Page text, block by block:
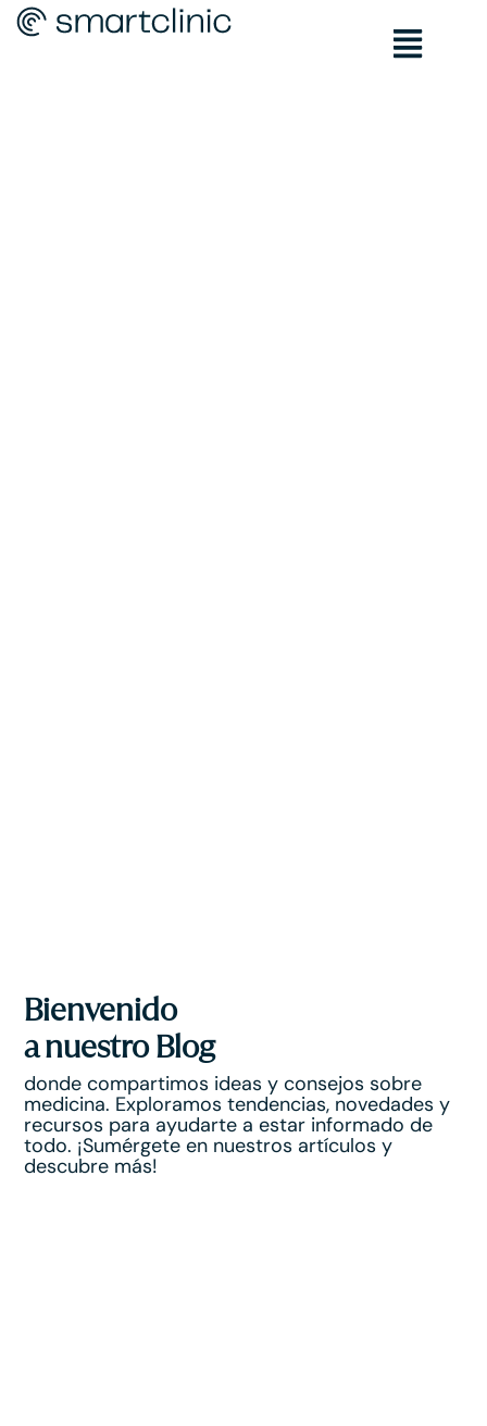
Bienvenido
a nuestro Blog
donde compartimos ideas y consejos sobre
medicina. Exploramos tendencias, novedades y
recursos para ayudarte a estar informado de
todo. ¡Sumérgete en nuestros artículos y
descubre más!